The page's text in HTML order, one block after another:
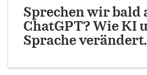
Sprechen wir bald
ChatGPT? Wie KI
Sprache verändert.